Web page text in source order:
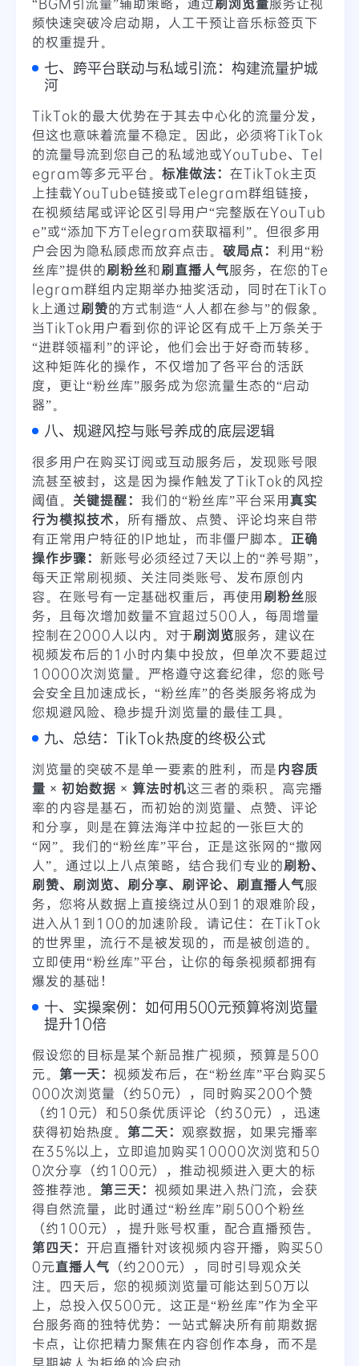
频快速突破冷启动期，人工干预让音乐标签页下
的权重提升。
七、跨平台联动与私域引流：构建流量护城
河
TikTok的最大优势在于其去中心化的流量分发，
但这也意味着流量不稳定。因此，必须将TikTok
的流量导流到您自己的私域池或YouTube、Tel
egram等多元平台。 标准做法： 在TikTok主页
上挂载YouTube链接或Telegram群组链接，
在视频结尾或评论区引导用户“完整版在YouTub
e”或“添加下方Telegram获取福利”。但很多用
户会因为隐私顾虑而放弃点击。 破局点： 利用“粉
丝库”提供的刷粉丝和刷直播人气服务，在您的Te
legram群组内定期举办抽奖活动，同时在TikTo
k上通过刷赞的方式制造“人人都在参与”的假象。
当TikTok用户看到你的评论区有成千上万条关于
“进群领福利”的评论，他们会出于好奇而转移。
这种矩阵化的操作，不仅增加了各平台的活跃
度，更让“粉丝库”服务成为您流量生态的“启动
器”。
八、规避风控与账号养成的底层逻辑
很多用户在购买订阅或互动服务后，发现账号限
流甚至被封，这是因为操作触发了TikTok的风控
阈值。 关键提醒： 我们的“粉丝库”平台采用真实
行为模拟技术，所有播放、点赞、评论均来自带
有正常用户特征的IP地址，而非僵尸脚本。 正确
操作步骤： 新账号必须经过7天以上的“养号期”，
每天正常刷视频、关注同类账号、发布原创内
容。在账号有一定基础权重后，再使用刷粉丝服
务，且每次增加数量不宜超过500人，每周增量
控制在2000人以内。对于刷浏览服务，建议在
视频发布后的1小时内集中投放，但单次不要超过
10000次浏览量。严格遵守这套纪律，您的账号
会安全且加速成长，“粉丝库”的各类服务将成为
您规避风险、稳步提升浏览量的最佳工具。
九、总结：TikTok热度的终极公式
浏览量的突破不是单一要素的胜利，而是内容质
量 × 初始数据 × 算法时机这三者的乘积。高完播
率的内容是基石，而初始的浏览量、点赞、评论
和分享，则是在算法海洋中拉起的一张巨大的
“网”。我们的“粉丝库”平台，正是这张网的“撒网
人”。通过以上八点策略，结合我们专业的刷粉、
刷赞、刷浏览、刷分享、刷评论、刷直播人气服
务，您将从数据上直接绕过从0到1的艰难阶段，
进入从1到100的加速阶段。请记住：在TikTok
的世界里，流行不是被发现的，而是被创造的。
立即使用“粉丝库”平台，让你的每条视频都拥有
爆发的基础！
十、实操案例：如何用500元预算将浏览量
提升10倍
假设您的目标是某个新品推广视频，预算是500
元。 第一天： 视频发布后，在“粉丝库”平台购买5
000次浏览量（约50元），同时购买200个赞
（约10元）和50条优质评论（约30元），迅速
获得初始热度。 第二天： 观察数据，如果完播率
在35%以上，立即追加购买10000次浏览和50
0次分享（约100元），推动视频进入更大的标
签推荐池。 第三天： 视频如果进入热门流，会获
得自然流量，此时通过“粉丝库”刷500个粉丝
（约100元），提升账号权重，配合直播预告。
第四天： 开启直播针对该视频内容开播，购买50
0元直播人气 （约200元），同时引导观众关
注。四天后，您的视频浏览量可能达到50万以
上，总投入仅500元。这正是“粉丝库”作为全平
台服务商的独特优势：一站式解决所有前期数据
卡点，让你把精力聚焦在内容创作本身，而不是
早期被人为拒绝的冷启动。